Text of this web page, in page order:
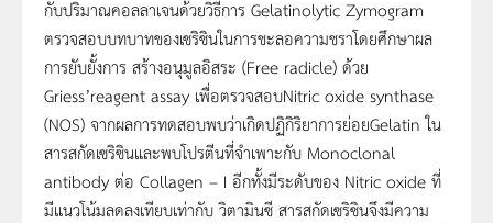
กับปริมาณคอลลาเจนด้วยวิธีการ Gelatinolytic Zymogram
ตรวจสอบบทบาทของเซริซินในการชะลอความชราโดยศึกษาผล
การยับยั้งการ สร้างอนุมูลอิสระ (Free radicle) ด้วย
Griess’reagent assay เพื่อตรวจสอบNitric oxide synthase
(NOS) จากผลการทดสอบพบว่าเกิดปฏิกิริยาการย่อยGelatin ใน
สารสกัดเซริซินและพบโปรตีนที่จำเพาะกับ Monoclonal
antibody ต่อ Collagen – I อีกทั้งมีระดับของ Nitric oxide ที่
มีแนวโน้มลดลงเทียบเท่ากับ วิตามินซี สารสกัดเซริซินจึงมีความ